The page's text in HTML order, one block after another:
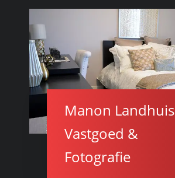
Manon Landhuis
Vastgoed &
Fotografie